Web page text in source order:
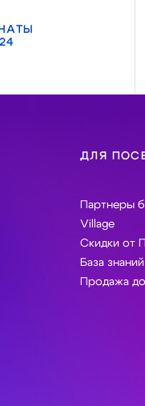
ДЛЯ
Партнеры
Village
Скидки от
База знаний
Продажа